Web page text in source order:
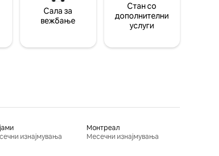
Сала за
вежбање
Стан со
дополнителни
услуги
изнајмувања
Монтреал
Месечни изнајмувања